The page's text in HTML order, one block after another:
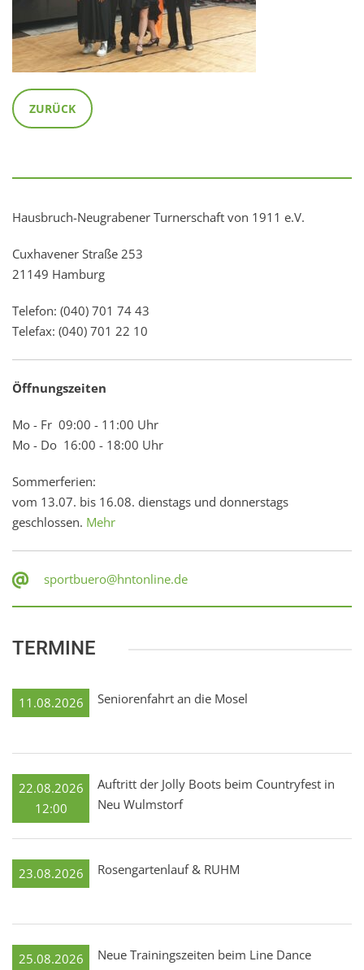
ZURÜCK
Hausbruch-Neugrabener Turnerschaft von 1911 e.V.
Cuxhavener Straße 253
21149 Hamburg
Telefon: (040) 701 74 43
Telefax: (040) 701 22 10
Öffnungszeiten
Mo - Fr 09:00 - 11:00 Uhr
Mo - Do 16:00 - 18:00 Uhr
Sommerferien:
vom 13.07. bis 16.08. dienstags und donnerstags
geschlossen. Mehr
sportbuero@hntonline.de
TERMINE
11.08.2026 Seniorenfahrt an die Mosel
22.08.2026
12:00
Auftritt der Jolly Boots beim Countryfest in
Neu Wulmstorf
23.08.2026 Rosengartenlauf & RUHM
25.08.2026
Neue Trainingszeiten beim Line Dance